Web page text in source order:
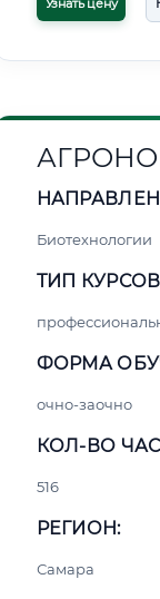
Узнать цену
Биотехнологии
ТИП
ФОРМА
очно-заочно
КОЛ-ВО
516
РЕГИОН:
Самара